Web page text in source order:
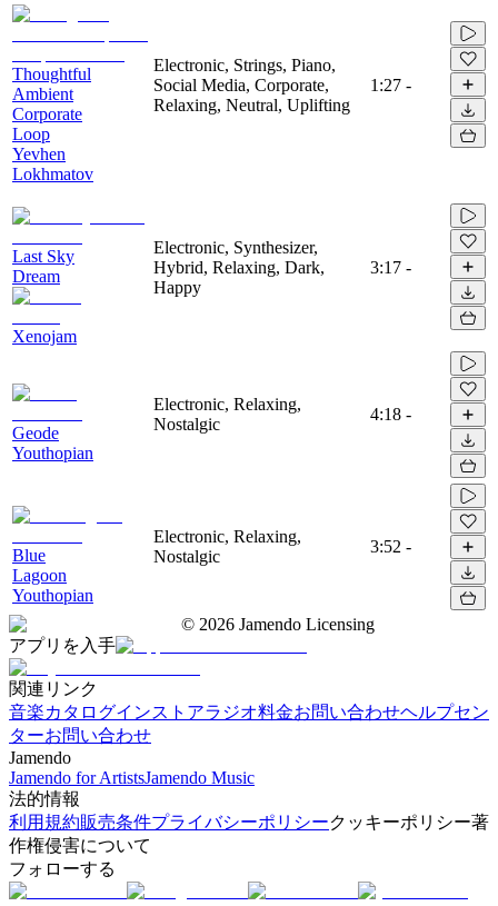
Thoughtful
Ambient
Corporate
Loop
Yevhen
Lokhmatov
Electronic, Strings, Piano,
Social Media, Corporate,
Relaxing, Neutral, Uplifting
1:27 -
Last Sky
Dream
Xenojam
Electronic, Synthesizer,
Hybrid, Relaxing, Dark,
Happy
3:17 -
Geode
Youthopian
Electronic, Relaxing,
Nostalgic
4:18 -
Blue
Lagoon
Youthopian
Electronic, Relaxing,
Nostalgic
3:52 -
© 2026 Jamendo Licensing
アプリを入手
関連リンク
音楽カタログインストアラジオ料金お問い合わせヘルプセン
ターお問い合わせ
Jamendo
Jamendo for ArtistsJamendo Music
法的情報
利用規約販売条件プライバシーポリシークッキーポリシー著
作権侵害について
フォローする